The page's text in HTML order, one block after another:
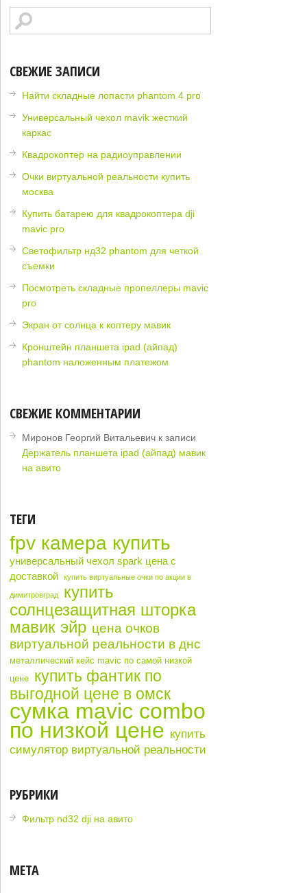
СВЕЖИЕ ЗАПИСИ
Найти складные лопасти phantom 4 pro
Универсальный чехол mavik жесткий
каркас
Квадрокоптер на радиоуправлении
Очки виртуальной реальности купить
москва
Купить батарею для квадрокоптера dji
mavic pro
Светофильтр нд32 phantom для четкой
съемки
Посмотреть складные пропеллеры mavic
pro
Экран от солнца к коптеру мавик
Кронштейн планшета ipad (айпад)
phantom наложенным платежом
СВЕЖИЕ КОММЕНТАРИИ
Миронов Георгий Витальевич к записи
Держатель планшета ipad (айпад) мавик
на авито
ТЕГИ
fpv камера купить
универсальный чехол spark цена с
доставкой
купить виртуальные очки по акции в
димитровград
купить
солнцезащитная шторка
мавик эйр цена очков
виртуальной реальности в днс
металлический кейс mavic по самой низкой
цене купить фантик по
выгодной цене в омск
сумка mavic combo
по низкой цене купить
симулятор виртуальной реальности
РУБРИКИ
Фильтр nd32 dji на авито
МЕТА